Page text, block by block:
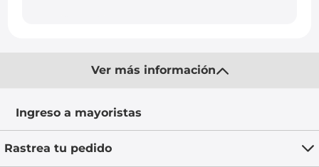
Ver más información
Ingreso a mayoristas
Rastrea tu pedido